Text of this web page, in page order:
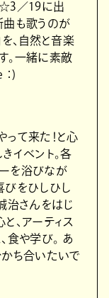
☆3／19に出
曲も歌うのが
、⾃然と⾳楽
。⼀緒に素敵
)
て来た！と⼼
イベント。各
を浴びなが
びをひしひし
治さんをはじ
、アーティス
⾷や学び。 あ
ち合いたいで